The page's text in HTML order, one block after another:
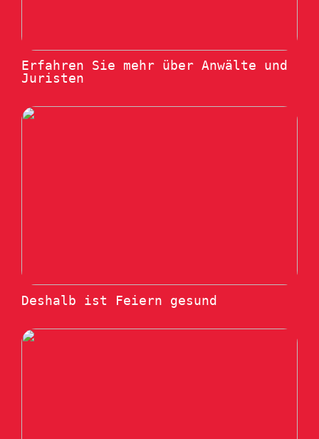
Erfahren Sie mehr über Anwälte und
Juristen
Deshalb ist Feiern gesund